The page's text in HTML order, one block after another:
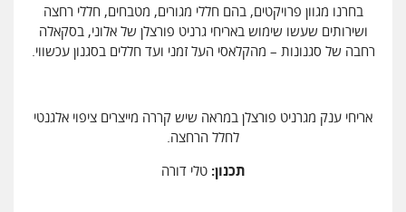
בחרנו מגוון פרויקטים, בהם חללי מגורים, מטבחים, חללי רחצה
ושירותים שעשו שימוש באריחי גרניט פורצלן של אלוני, בסקאלה
רחבה של סגנונות – מהקלאסי העל זמני ועד חללים בסגנון עכשווי.
אריחי ענק מגרניט פורצלן במראה שיש קררה מייצרים ציפוי אלגנטי
לחלל הרחצה.
תכנון: טלי דורה